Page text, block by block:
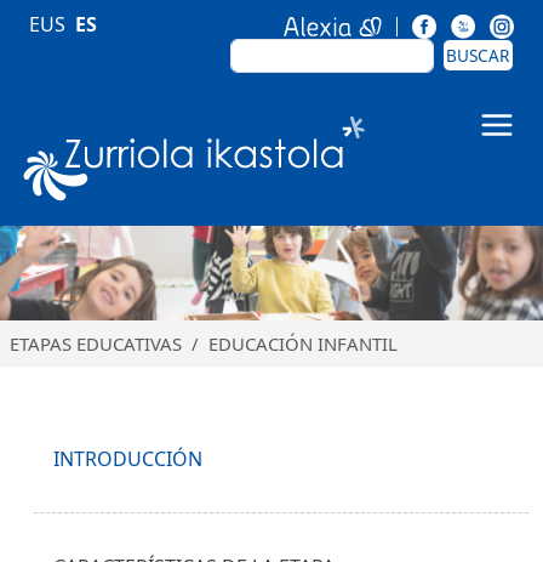
Pasar al contenido principal
BUSCAR
BUSCAR
EUS ES
ETAPAS EDUCATIVAS EDUCACIÓN INFANTIL
INTRODUCCIÓN